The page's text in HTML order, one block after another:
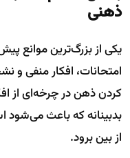
ذهنی
یکی از بزرگ‌ترین موانع
امتحانات، افکار منفی و
کردن ذهن در چرخه‌ای از
بدبینانه که باعث
از بین برود.